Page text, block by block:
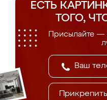
ЕСТЬ
ТОГО,
Присылайте —